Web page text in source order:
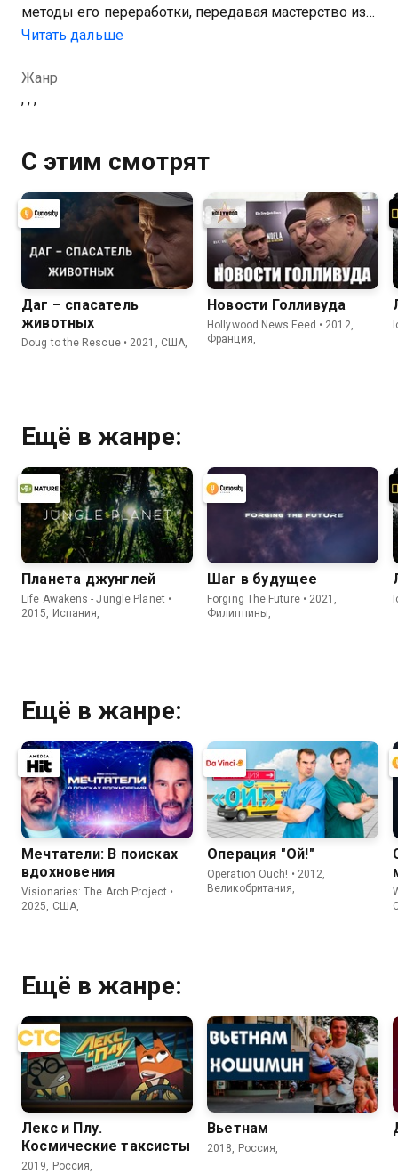
методы его переработки, передавая мастерство из
поколения в поколение
Читать дальше
Жанр
, , ,
С этим смотрят
Даг – спасатель
животных
Doug to the Rescue • 2021, США,
Новости Голливуда
Hollywood News Feed • 2012,
Франция,
Ещё в жанре:
Планета джунглей
Life Awakens - Jungle Planet •
2015, Испания,
Шаг в будущее
Forging The Future • 2021,
Филиппины,
Ещё в жанре:
Мечтатели: В поисках
вдохновения
Visionaries: The Arch Project •
2025, США,
Операция "Ой!"
Operation Ouch! • 2012,
Великобритания,
Ещё в жанре:
Лекс и Плу.
Космические таксисты
2019, Россия,
Вьетнам
2018, Россия,